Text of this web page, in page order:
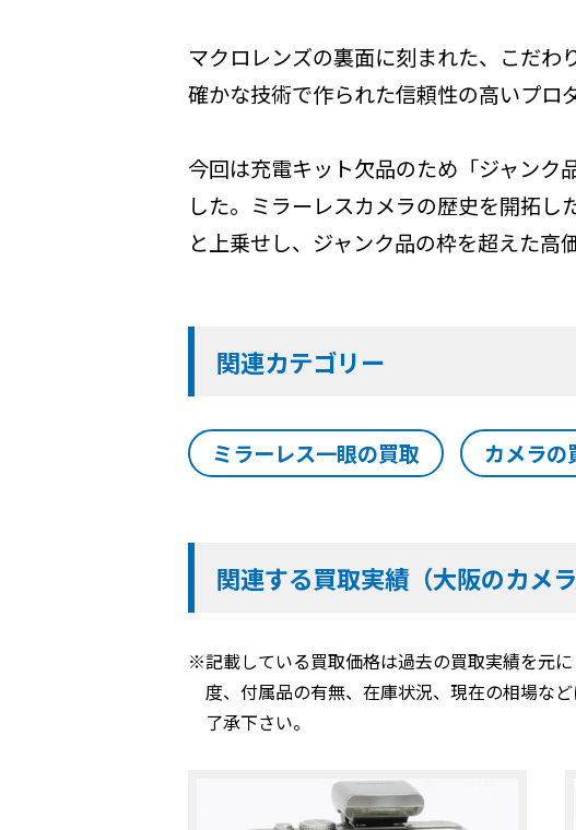
マクロレンズの裏面に刻まれた、こだわ
確かな技術で作られた信頼性の高いプロ
今回は充電キット欠品のため「ジャンク
した。ミラーレスカメラの歴史を開拓
と上乗せし、ジャンク品の枠を超えた高
関連カテゴリー
ミラーレス一眼の買取 カメラの
関連する買取実績（大阪のカメラ
※記載している買取価格は過去の買取実績を元
度、付属品の有無、在庫状況、現在の相場な
了承下さい。